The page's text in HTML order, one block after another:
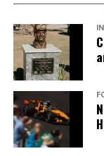
Resultados
FOTO: NASCAR